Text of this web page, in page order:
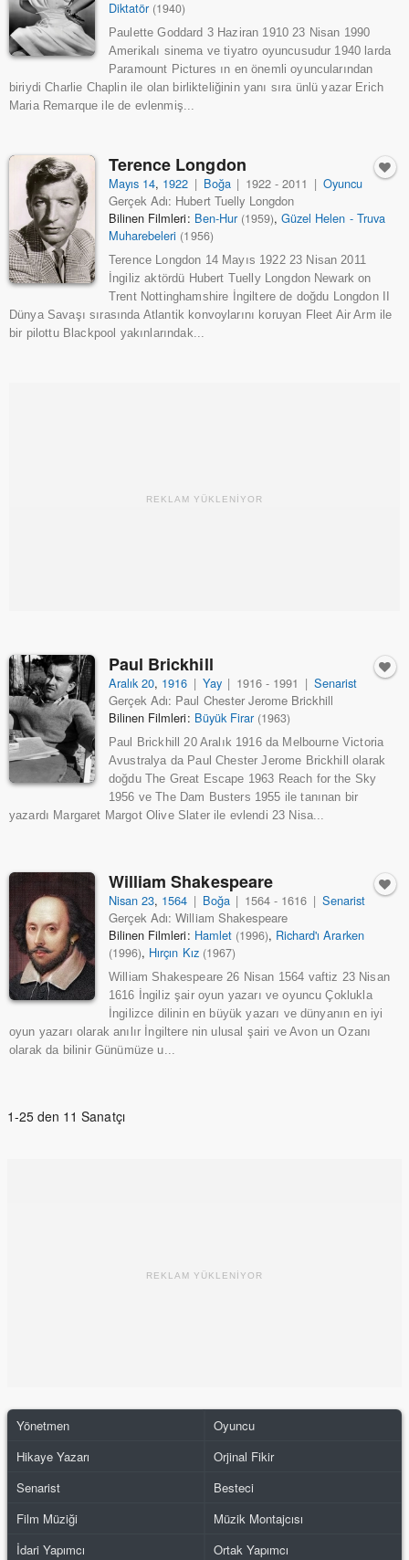
Diktatör (1940)
Paulette Goddard 3 Haziran 1910 23 Nisan 1990
Amerikalı sinema ve tiyatro oyuncusudur 1940 larda
Paramount Pictures ın en önemli oyuncularından
biriydi Charlie Chaplin ile olan birlikteliğinin yanı sıra ünlü yazar Erich
Maria Remarque ile de evlenmiş...
Terence Longdon
Mayıs 14, 1922 | Boğa | 1922 - 2011 | Oyuncu
Gerçek Adı: Hubert Tuelly Longdon
Bilinen Filmleri: Ben-Hur (1959),Güzel Helen - Truva
Muharebeleri (1956)
Terence Longdon 14 Mayıs 1922 23 Nisan 2011
İngiliz aktördü Hubert Tuelly Longdon Newark on
Trent Nottinghamshire İngiltere de doğdu Longdon II
Dünya Savaşı sırasında Atlantik konvoylarını koruyan Fleet Air Arm ile
bir pilottu Blackpool yakınlarındak...
REKLAM YÜKLENİYOR
Paul Brickhill
Aralık 20, 1916 | Yay | 1916 - 1991 | Senarist
Gerçek Adı: Paul Chester Jerome Brickhill
Bilinen Filmleri: Büyük Firar (1963)
Paul Brickhill 20 Aralık 1916 da Melbourne Victoria
Avustralya da Paul Chester Jerome Brickhill olarak
doğdu The Great Escape 1963 Reach for the Sky
1956 ve The Dam Busters 1955 ile tanınan bir
yazardı Margaret Margot Olive Slater ile evlendi 23 Nisa...
William Shakespeare
Nisan 23, 1564 | Boğa | 1564 - 1616 | Senarist
Gerçek Adı: William Shakespeare
Bilinen Filmleri: Hamlet (1996), Richard'ı Ararken
(1996), Hırçın Kız (1967)
William Shakespeare 26 Nisan 1564 vaftiz 23 Nisan
1616 İngiliz şair oyun yazarı ve oyuncu Çoklukla
İngilizce dilinin en büyük yazarı ve dünyanın en iyi
oyun yazarı olarak anılır İngiltere nin ulusal şairi ve Avon un Ozanı
olarak da bilinir Günümüze u...
1-25 den 11 Sanatçı
REKLAM YÜKLENİYOR
Yönetmen
Oyuncu
Hikaye Yazarı
Orjinal Fikir
Senarist
Besteci
Film Müziği
Müzik Montajcısı
İdari Yapımcı
Ortak Yapımcı